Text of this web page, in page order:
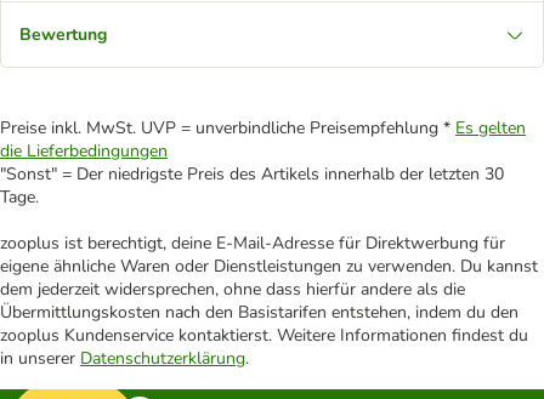
Bewertung
Preise inkl. MwSt. UVP = unverbindliche Preisempfehlung * Es gelten
die Lieferbedingungen
"Sonst" = Der niedrigste Preis des Artikels innerhalb der letzten 30
Tage.
zooplus ist berechtigt, deine E-Mail-Adresse für Direktwerbung für
eigene ähnliche Waren oder Dienstleistungen zu verwenden. Du kannst
dem jederzeit widersprechen, ohne dass hierfür andere als die
Übermittlungskosten nach den Basistarifen entstehen, indem du den
zooplus Kundenservice kontaktierst. Weitere Informationen findest du
in unserer Datenschutzerklärung.